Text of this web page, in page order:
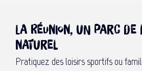
La Réunion, un parc
naturel
Pratiquez des loisirs sportifs ou